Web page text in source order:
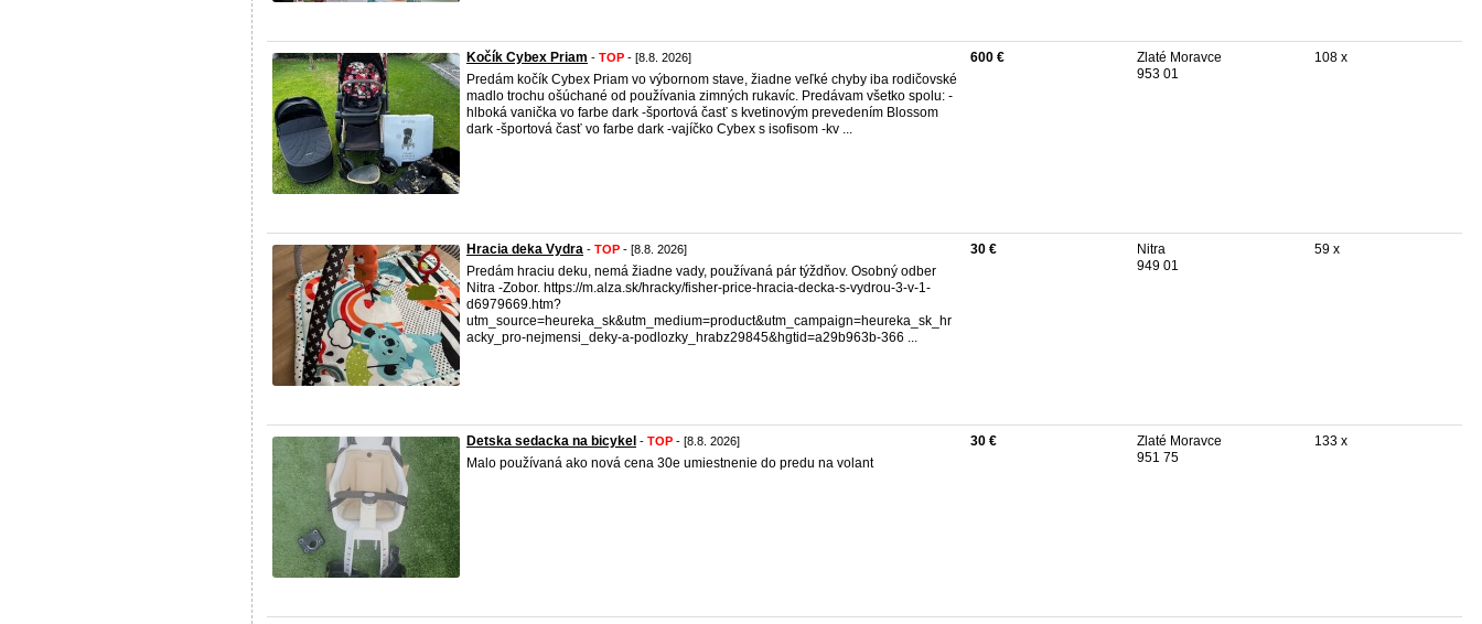
Kočík Cybex Priam - TOP - [8.8. 2026]
Predám kočík Cybex Priam vo výbornom stave, žiadne veľké chyby iba rodičovské
madlo trochu ošúchané od používania zimných rukavíc. Predávam všetko spolu: -
hlboká vanička vo farbe dark -športová časť s kvetinovým prevedením Blossom
dark -športová časť vo farbe dark -vajíčko Cybex s isofisom -kv ...
600 €
Zlaté Moravce
953 01
108 x
Hracia deka Vydra - TOP - [8.8. 2026]
Predám hraciu deku, nemá žiadne vady, používaná pár týždňov. Osobný odber
Nitra -Zobor. https://m.alza.sk/hracky/fisher-price-hracia-decka-s-vydrou-3-v-1-
d6979669.htm?
utm_source=heureka_sk&utm_medium=product&utm_campaign=heureka_sk_hr
acky_pro-nejmensi_deky-a-podlozky_hrabz29845&hgtid=a29b963b-366 ...
30 €
Nitra
949 01
59 x
Detska sedacka na bicykel - TOP - [8.8. 2026]
Malo používaná ako nová cena 30e umiestnenie do predu na volant
30 €
Zlaté Moravce
951 75
133 x